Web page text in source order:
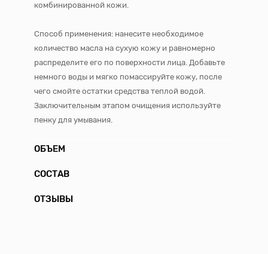
комбинированной кожи.
Способ применения: нанесите необходимое
количество масла на сухую кожу и равномерно
распределите его по поверхности лица. Добавьте
немного воды и мягко помассируйте кожу, после
чего смойте остатки средства теплой водой.
Заключительным этапом очищения используйте
пенку для умывания.
ОБЪЕМ
СОСТАВ
ОТЗЫВЫ